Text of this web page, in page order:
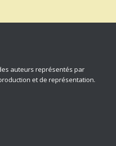
auteurs représentés par
et de représentation.